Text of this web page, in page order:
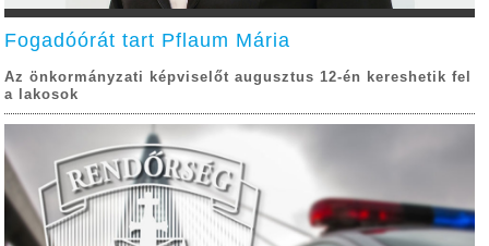
Fogadóórát tart Pflaum Mária
Az önkormányzati képviselőt augusztus 12-én kereshetik fel
a lakosok